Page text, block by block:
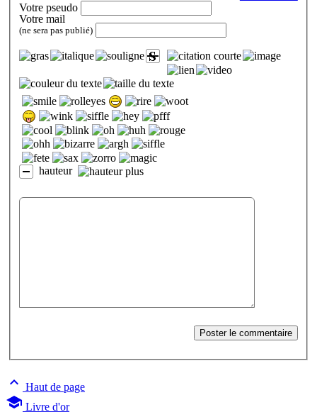
Votre pseudo
Votre mail
(ne sera pas publié)
hauteur
 Haut de page
 Livre d'or